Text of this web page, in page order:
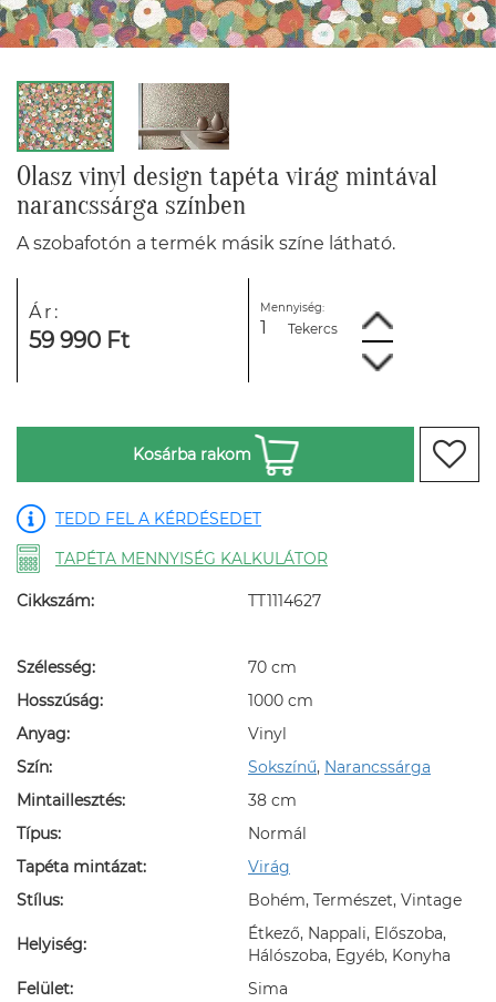
Olasz vinyl design tapéta virág mintával
narancssárga színben
A szobafotón a termék másik színe látható.
Ár:
59 990 Ft
Mennyiség:
Tekercs
Kosárba rakom
TEDD FEL A KÉRDÉSEDET
TAPÉTA MENNYISÉG KALKULÁTOR
Cikkszám: TT1114627
Szélesség:
70 cm
Hosszúság:
1000 cm
Anyag:
Vinyl
Szín:
Sokszínű, Narancssárga
Mintaillesztés:
38 cm
Típus:
Normál
Tapéta mintázat:
Virág
Stílus:
Bohém, Természet, Vintage
Helyiség:
Étkező, Nappali, Előszoba,
Hálószoba, Egyéb, Konyha
Felület:
Sima